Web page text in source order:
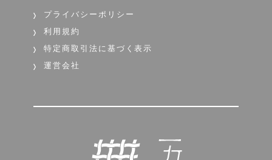
プライバシーポリシー
利用規約
特定商取引法に基づく表示
運営会社